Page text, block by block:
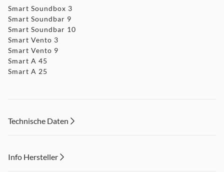
Smart Soundbox 3
Smart Soundbar 9
Smart Soundbar 10
Smart Vento 3
Smart Vento 9
Smart A 45
Smart A 25
Technische Daten
Info Hersteller